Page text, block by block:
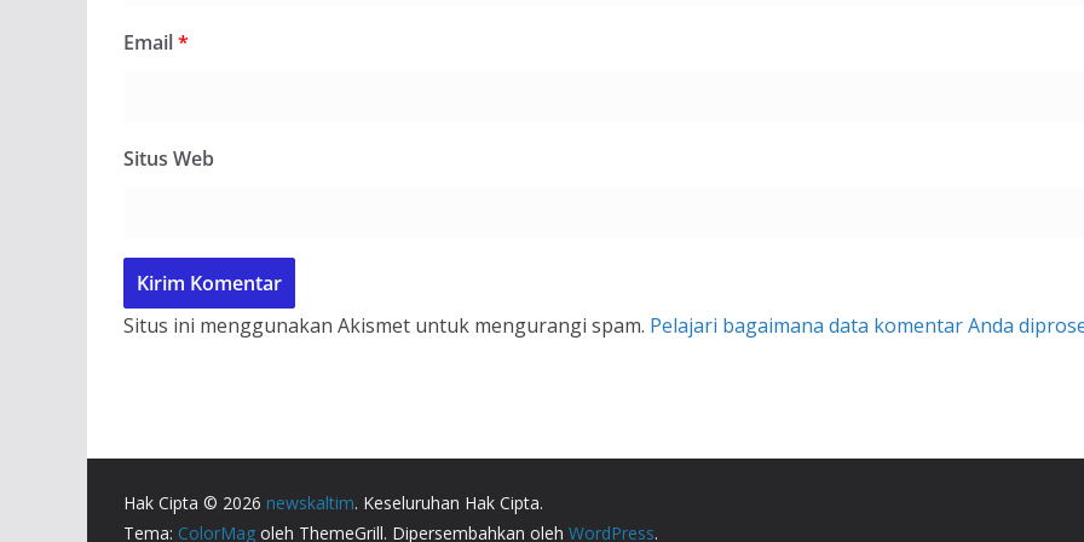
Email*
Situs Web
Situs ini menggunakan Akismet untuk mengurangi spam. Pelajari bagaimana data komentar Anda
Hak Cipta © 2026 newskaltim. Keseluruhan Hak Cipta.
Tema: ColorMag oleh ThemeGrill. Dipersembahkan oleh WordPress.